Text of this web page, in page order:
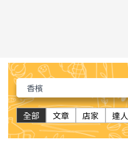
全部 文章 店家 達人